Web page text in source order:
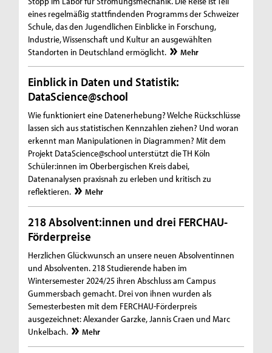
eines regelmäßig stattfindenden Programms der Schweizer
Schule, das den Jugendlichen Einblicke in Forschung,
Industrie, Wissenschaft und Kultur an ausgewählten
Standorten in Deutschland ermöglicht.
Mehr
Einblick in Daten und Statistik:
DataScience@school
Wie funktioniert eine Datenerhebung? Welche Rückschlüsse
lassen sich aus statistischen Kennzahlen ziehen? Und woran
erkennt man Manipulationen in Diagrammen? Mit dem
Projekt DataScience@school unterstützt die TH Köln
Schüler:innen im Oberbergischen Kreis dabei,
Datenanalysen praxisnah zu erleben und kritisch zu
reflektieren.
Mehr
218 Absolvent:innen und drei FERCHAU-
Förderpreise
Herzlichen Glückwunsch an unsere neuen Absolventinnen
und Absolventen. 218 Studierende haben im
Wintersemester 2024/25 ihren Abschluss am Campus
Gummersbach gemacht. Drei von ihnen wurden als
Semesterbesten mit dem FERCHAU-Förderpreis
ausgezeichnet: Alexander Garzke, Jannis Craen und Marc
Unkelbach.
Mehr